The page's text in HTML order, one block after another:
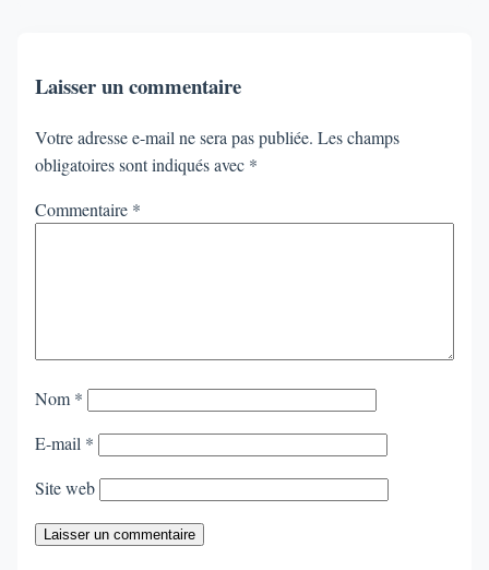
Laisser un commentaire
Votre adresse e-mail ne sera pas publiée. Les champs
obligatoires sont indiqués avec *
Commentaire *
Nom *
E-mail *
Site web
Laisser un commentaire